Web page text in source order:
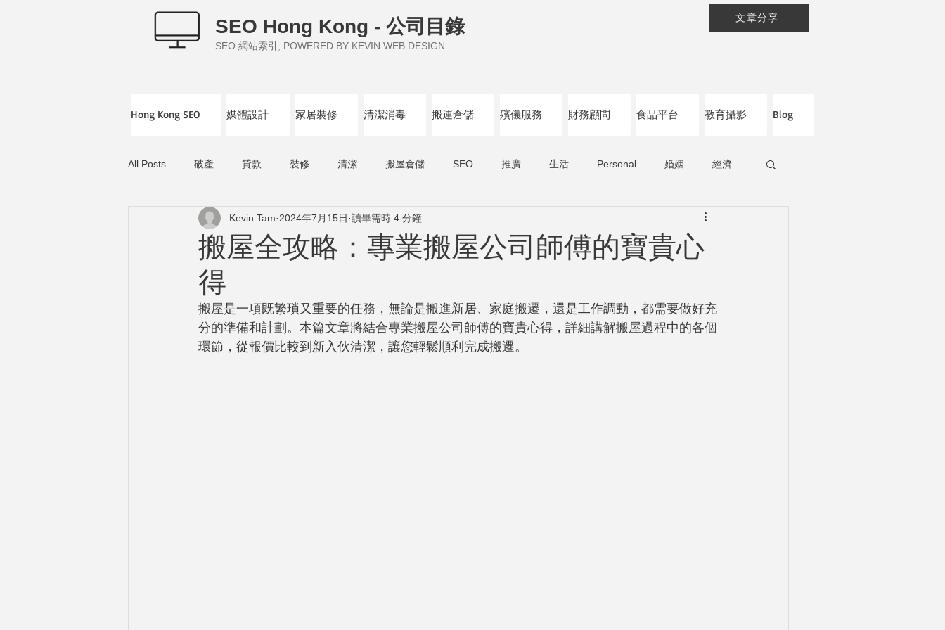
SEO Hong Kong - 公司目錄
SEO 網站索引, POWERED BY KEVIN WEB DESIGN
文章分享
Hong Kong SEO 媒體設計 家居裝修 清潔消毒 搬運倉儲 殯儀服務 財務顧問 食品平台 教育攝影 Blog
All Posts 破產 貸款 裝修 清潔 搬屋倉儲 SEO 推廣 生活 Personal 婚姻 經濟
搬屋全攻略：專業搬屋公司師傅的寶貴心
得
Kevin Tam 2024年7月15日 讀畢需時 4 分鐘
搬屋是一項既繁瑣又重要的任務，無論是搬進新居、家庭搬遷，還是工作調動，都需要做好充
分的準備和計劃。本篇文章將結合專業搬屋公司師傅的寶貴心得，詳細講解搬屋過程中的各個
環節，從報價比較到新入伙清潔，讓您輕鬆順利完成搬遷。